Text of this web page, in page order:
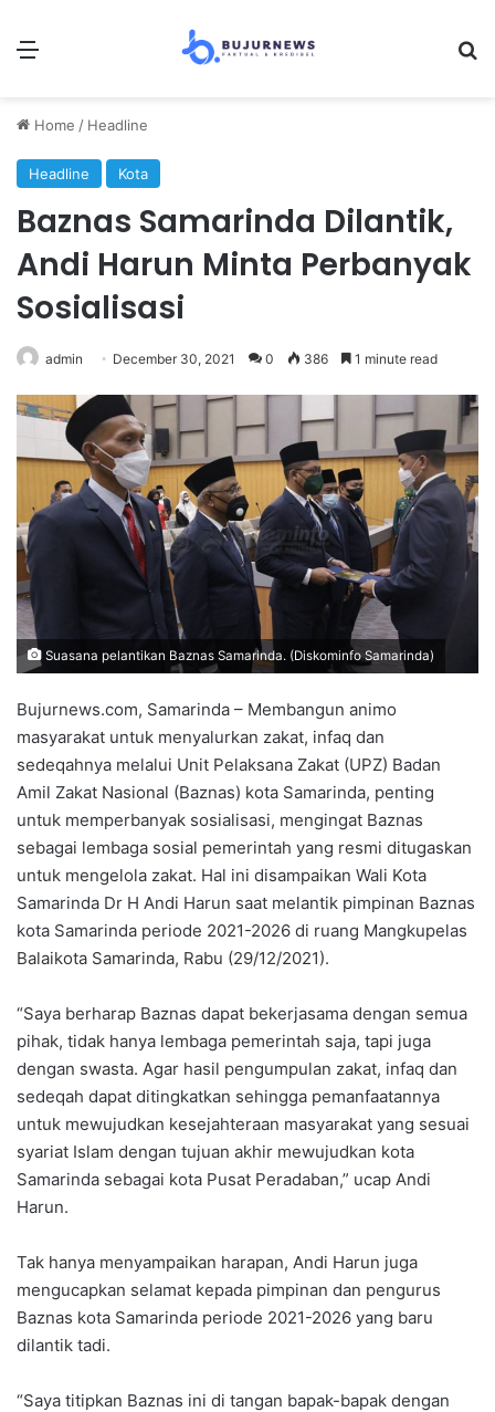
Menu
Home / Headline
Headline Kota
Baznas Samarinda Dilantik,
Andi Harun Minta Perbanyak
Sosialisasi
admin December 30, 2021 0 386 1 minute read
Suasana pelantikan Baznas Samarinda. (Diskominfo Samarinda)
Bujurnews.com, Samarinda – Membangun animo
masyarakat untuk menyalurkan zakat, infaq dan
sedeqahnya melalui Unit Pelaksana Zakat (UPZ) Badan
Amil Zakat Nasional (Baznas) kota Samarinda, penting
untuk memperbanyak sosialisasi, mengingat Baznas
sebagai lembaga sosial pemerintah yang resmi ditugaskan
untuk mengelola zakat. Hal ini disampaikan Wali Kota
Samarinda Dr H Andi Harun saat melantik pimpinan Baznas
kota Samarinda periode 2021-2026 di ruang Mangkupelas
Balaikota Samarinda, Rabu (29/12/2021).
“Saya berharap Baznas dapat bekerjasama dengan semua
pihak, tidak hanya lembaga pemerintah saja, tapi juga
dengan swasta. Agar hasil pengumpulan zakat, infaq dan
sedeqah dapat ditingkatkan sehingga pemanfaatannya
untuk mewujudkan kesejahteraan masyarakat yang sesuai
syariat Islam dengan tujuan akhir mewujudkan kota
Samarinda sebagai kota Pusat Peradaban,” ucap Andi
Harun.
Tak hanya menyampaikan harapan, Andi Harun juga
mengucapkan selamat kepada pimpinan dan pengurus
Baznas kota Samarinda periode 2021-2026 yang baru
dilantik tadi.
“Saya titipkan Baznas ini di tangan bapak-bapak dengan